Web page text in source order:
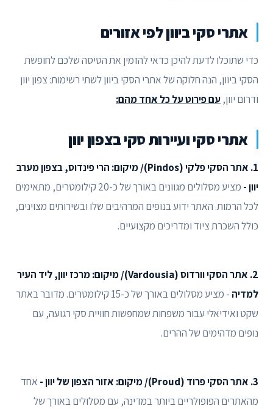
אתרי סקי ביוון לפי אזורים
כדי שתוכלו לדעת להיכן כדאי להזמין את הטיסה שלכם לחופשת
הסקי ביוון, הנה חלוקה של אתרי הסקי ביוון לשתי רשימות: צפון יוון
ודרום יוון, עם פירוט על כל אחד מהם:
אתרי סקי ועיירות סקי בצפון יוון
1. אתר הסקי פלקי (Pindos)/ מיקום: הרי פינדוס, בצפון מערב
יוון -
מציע מסלולים מגוונים באורך של כ-20 קילומטרים, מתאימים
לכל הרמות. האתר ידוע בנופים המרהיבים שלו ובשירותים מצוינים,
כולל השכרת ציוד ומדריכים מקצועיים.
2. אתר הסקי וורדוס (Vardousia)/ מיקום: מרכז יוון, ליד העיר
למדיה
- מציע מסלולים באורך של כ-15 קילומטרים. מדובר באתר
שקט ואידיאלי עבור משפחות שמחפשות חוויית סקי רגועה, עם
נופים מדהימים של ההרים.
3. אתר הסקי פרוד (Proud)/ מיקום: אזור הצפון של יוון -
אחד
מהאתרים הפופולריים ביותר במדינה, עם מסלולים באורך של